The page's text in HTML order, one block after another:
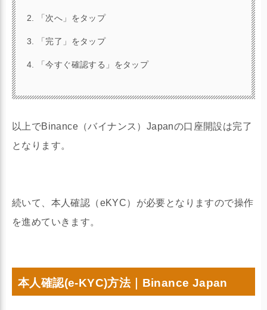
「次へ」をタップ
「完了」をタップ
「今すぐ確認する」をタップ
以上でBinance（バイナンス）Japanの口座開設は完了
となります。
続いて、本人確認（eKYC）が必要となりますので操作
を進めていきます。
本人確認(e-KYC)方法｜Binance Japan